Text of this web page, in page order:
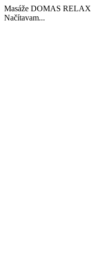
Masáže DOMAS RELAX
Načítavam...